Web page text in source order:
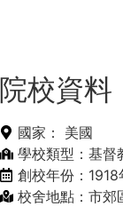
院校資料
國家：
美國
學校類型：基督
創校年份：1918
校舍地點：市郊